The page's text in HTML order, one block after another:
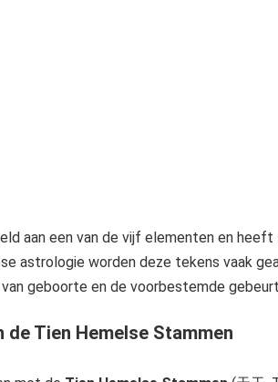
aan een van de vijf elementen en heeft
astrologie worden deze tekens vaak
geboorte en de voorbestemde
de Tien Hemelse Stammen